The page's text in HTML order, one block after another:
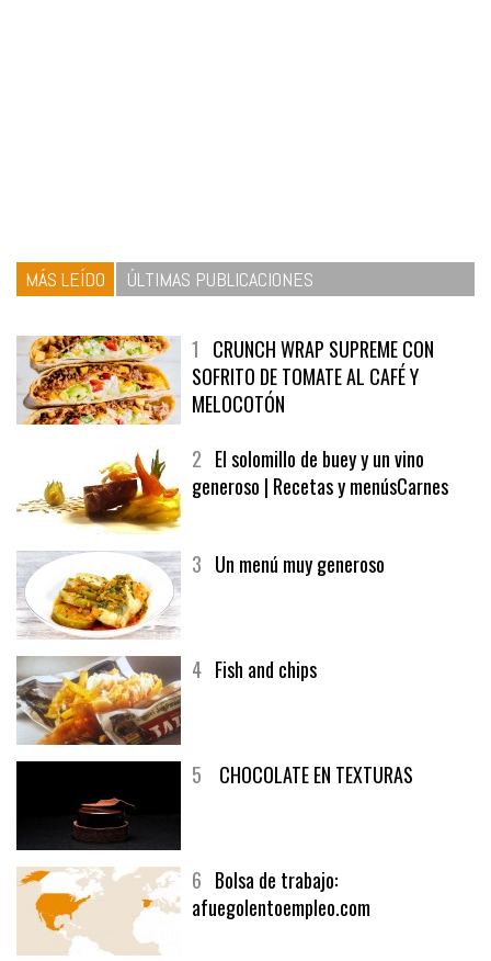
1CRUNCH WRAP SUPREME CON
SOFRITO DE TOMATE AL CAFÉ Y
MELOCOTÓN
2El solomillo de buey y un vino
6Bolsa de trabajo: